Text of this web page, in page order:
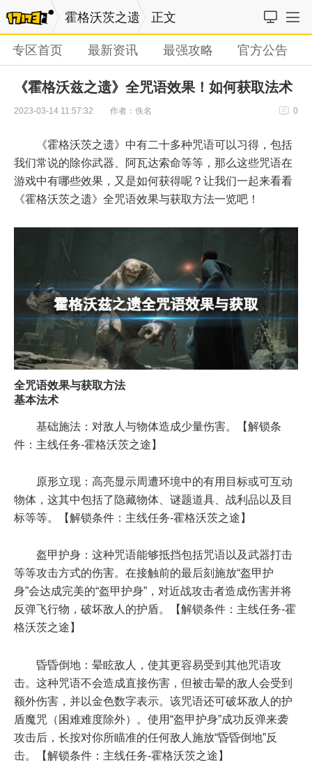
霍格沃茨之遗 正文
专区首页 最新资讯 最强攻略 官方公告
《霍格沃兹之遗》全咒语效果！如何获取法术
2023-03-14 11:57:32 作者：佚名 0
《霍格沃茨之遗》中有二十多种咒语可以习得，包括
我们常说的除你武器、阿瓦达索命等等，那么这些咒语在
游戏中有哪些效果，又是如何获得呢？让我们一起来看看
《霍格沃茨之遗》全咒语效果与获取方法一览吧！
全咒语效果与获取方法
基本法术
基础施法：对敌人与物体造成少量伤害。【解锁条
件：主线任务-霍格沃茨之途】
原形立现：高亮显示周遭环境中的有用目标或可互动
物体，这其中包括了隐藏物体、谜题道具、战利品以及目
标等等。【解锁条件：主线任务-霍格沃茨之途】
盔甲护身：这种咒语能够抵挡包括咒语以及武器打击
等等攻击方式的伤害。在接触前的最后刻施放“盔甲护
身”会达成完美的“盔甲护身”，对近战攻击者造成伤害并将
反弹飞行物，破坏敌人的护盾。【解锁条件：主线任务-霍
格沃茨之途】
昏昏倒地：晕眩敌人，使其更容易受到其他咒语攻
击。这种咒语不会造成直接伤害，但被击晕的敌人会受到
额外伤害，并以金色数字表示。该咒语还可破坏敌人的护
盾魔咒（困难难度除外）。使用“盔甲护身”成功反弹来袭
攻击后，长按对你所瞄准的任何敌人施放“昏昏倒地”反
击。【解锁条件：主线任务-霍格沃茨之途】